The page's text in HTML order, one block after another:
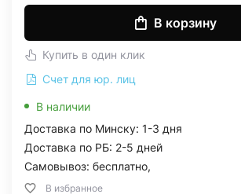
В корзину
Купить в один клик
Счет для юр. лиц
В наличии
Доставка по Минску: 1-3 дня
Доставка по РБ: 2-5 дней
Самовывоз: бесплатно,
В избранное